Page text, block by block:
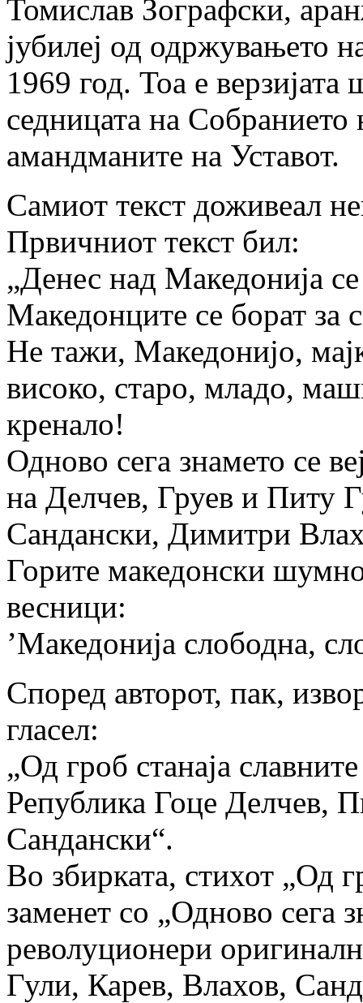
Томислав Зографски,
јубилеј од одржувањето
1969 год. Тоа е
седницата на
амандманите на Уставот.
Самиот текст доживеал
Првичниот текст бил:
„Денес над Македонија
Македонците се борат за
Не тажи, Македонијо,
високо, старо, младо,
кренало!
Одново сега знамето се
на Делчев, Груев и Питу
Сандански, Димитри
Горите македонски
весници:
’Македонија слободна,
Според авторот, пак,
гласел:
„Од гроб станаја
Република Гоце Делчев,
Сандански“.
Во збирката, стихот „Од
заменет со „Одново сега
револуционери
Гули, Карев, Влахов,